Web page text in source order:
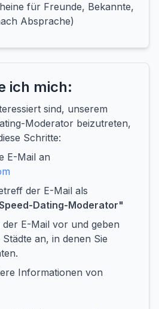
für Freunde, Bekannte,
Absprache)
ich mich:
sind, unserem
Moderator beizutreten,
Schritte:
E-Mail an
der E-Mail als
Dating-Moderator"
der E-Mail vor und geben
an, in denen Sie
Informationen von